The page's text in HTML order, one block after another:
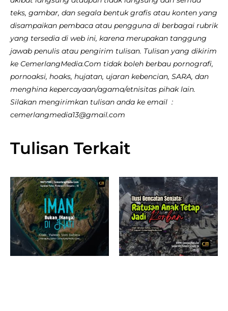
teks, gambar, dan segala bentuk grafis atau konten yang
disampaikan pembaca atau pengguna di berbagai rubrik
yang tersedia di web ini, karena merupakan tanggung
jawab penulis atau pengirim tulisan. Tulisan yang dikirim
ke CemerlangMedia.Com tidak boleh berbau pornografi,
pornoaksi, hoaks, hujatan, ujaran kebencian, SARA, dan
menghina kepercayaan/agama/etnisitas pihak lain.
Silakan mengirimkan tulisan anda ke email :
cemerlangmedia13@gmail.com
Tulisan Terkait